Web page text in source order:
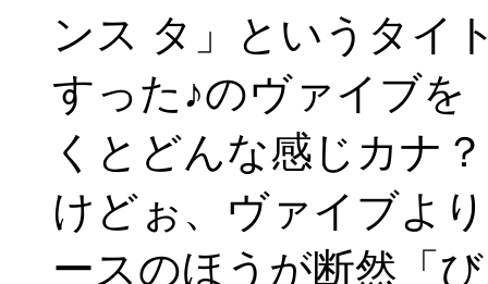
ンス タ」というタイ
すった♪のヴァイブを
くとどんな感じカナ
けどぉ、ヴァイブよ
ースのほうが断然「